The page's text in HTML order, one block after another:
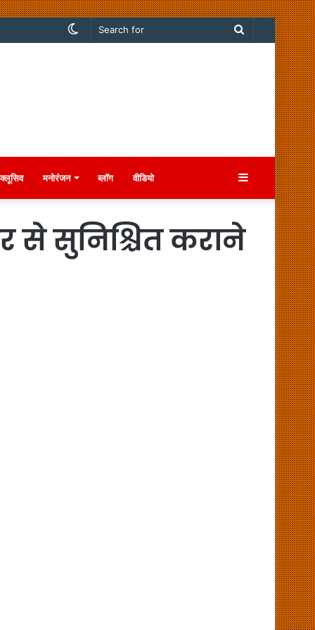
Search
Switch
मनोरंजन ब्लॉग वीडियो Sidebar
से सुनिश्चित कराने